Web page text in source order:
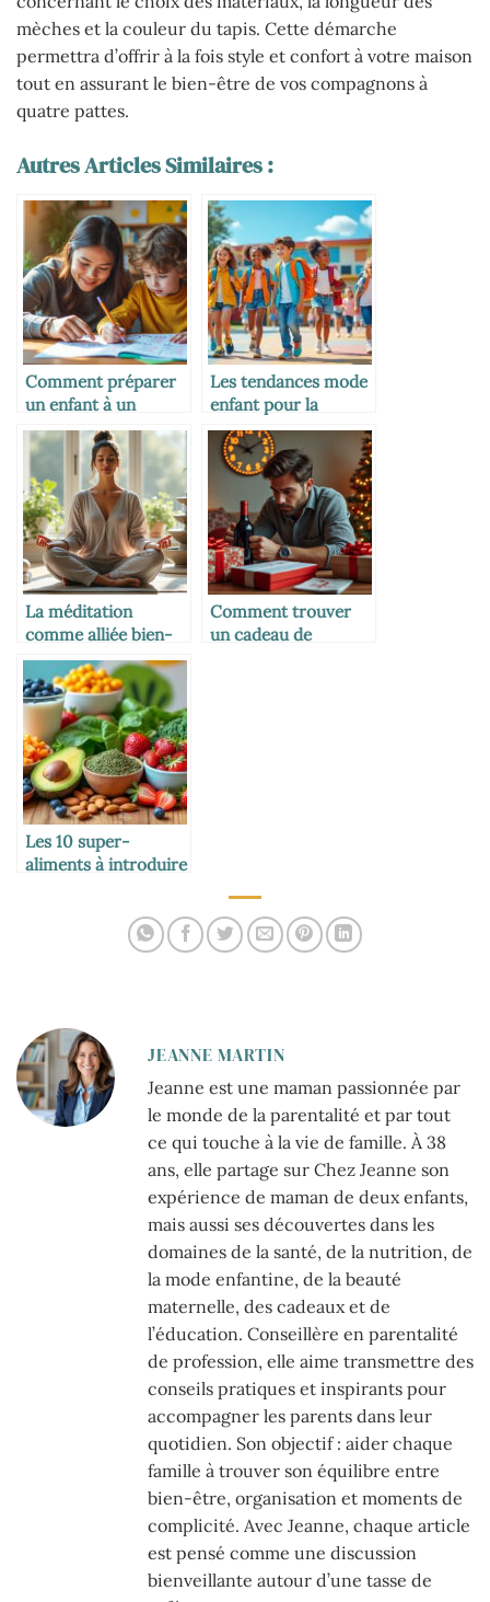
mèches et la couleur du tapis. Cette démarche
permettra d’offrir à la fois style et confort à votre maison
tout en assurant le bien-être de vos compagnons à
quatre pattes.
Autres Articles Similaires :
Comment préparer
un enfant à un
examen
Les tendances mode
enfant pour la
rentrée scolaire
La méditation
comme alliée bien-
être des mamans
Comment trouver
un cadeau de
Les 10 super-
aliments à introduire
JEANNE MARTIN
Jeanne est une maman passionnée par
le monde de la parentalité et par tout
ce qui touche à la vie de famille. À 38
ans, elle partage sur Chez Jeanne son
expérience de maman de deux enfants,
mais aussi ses découvertes dans les
domaines de la santé, de la nutrition, de
la mode enfantine, de la beauté
maternelle, des cadeaux et de
l’éducation. Conseillère en parentalité
de profession, elle aime transmettre des
conseils pratiques et inspirants pour
accompagner les parents dans leur
quotidien. Son objectif : aider chaque
famille à trouver son équilibre entre
bien-être, organisation et moments de
complicité. Avec Jeanne, chaque article
est pensé comme une discussion
bienveillante autour d’une tasse de